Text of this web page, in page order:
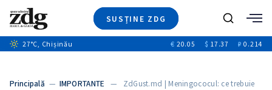
SUSȚINE ZDG
Ştiri
+12
Video
Caută
27°C, Chișinău € 20.05 $ 17.37 ₽ 0.214
Principală — IMPORTANTE — ZdGust.md | Meningococul: ce trebuie